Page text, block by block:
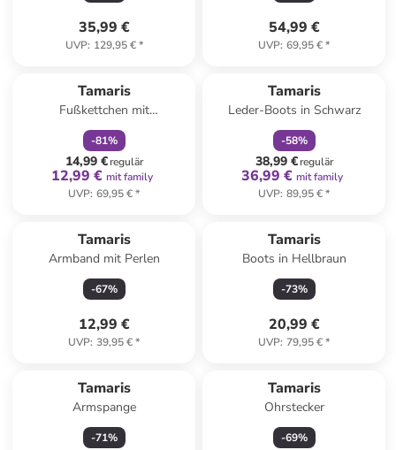
35,99 €
UVP: 129,95 €*
54,99 €
UVP: 69,95 €*
Tamaris
Fußkettchen mit
Schmuckelementen
-81%
14,99 €regulär
12,99 € mit family
UVP: 69,95 €*
Tamaris
Leder-Boots in Schwarz
-58%
38,99 €regulär
36,99 € mit family
UVP: 89,95 €*
Tamaris
Armband mit Perlen
-67%
12,99 €
UVP: 39,95 €*
Tamaris
Boots in Hellbraun
-73%
20,99 €
UVP: 79,95 €*
Tamaris
Armspange
-71%
Tamaris
Ohrstecker
-69%